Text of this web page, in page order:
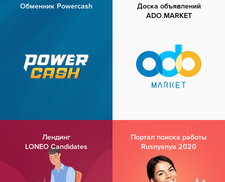
Обменник Powercash
Доска объявлений
ADO.MARKET
Лендинг
LONEO Candidates
Портал поиска работы
Rusnyanya 2020